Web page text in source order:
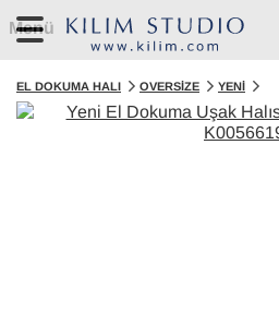
Menü
EL DOKUMA HALI OVERSIZE YENI